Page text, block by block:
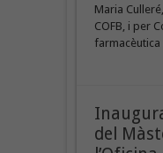
Maria
COFB, i per
farmacèutica
del